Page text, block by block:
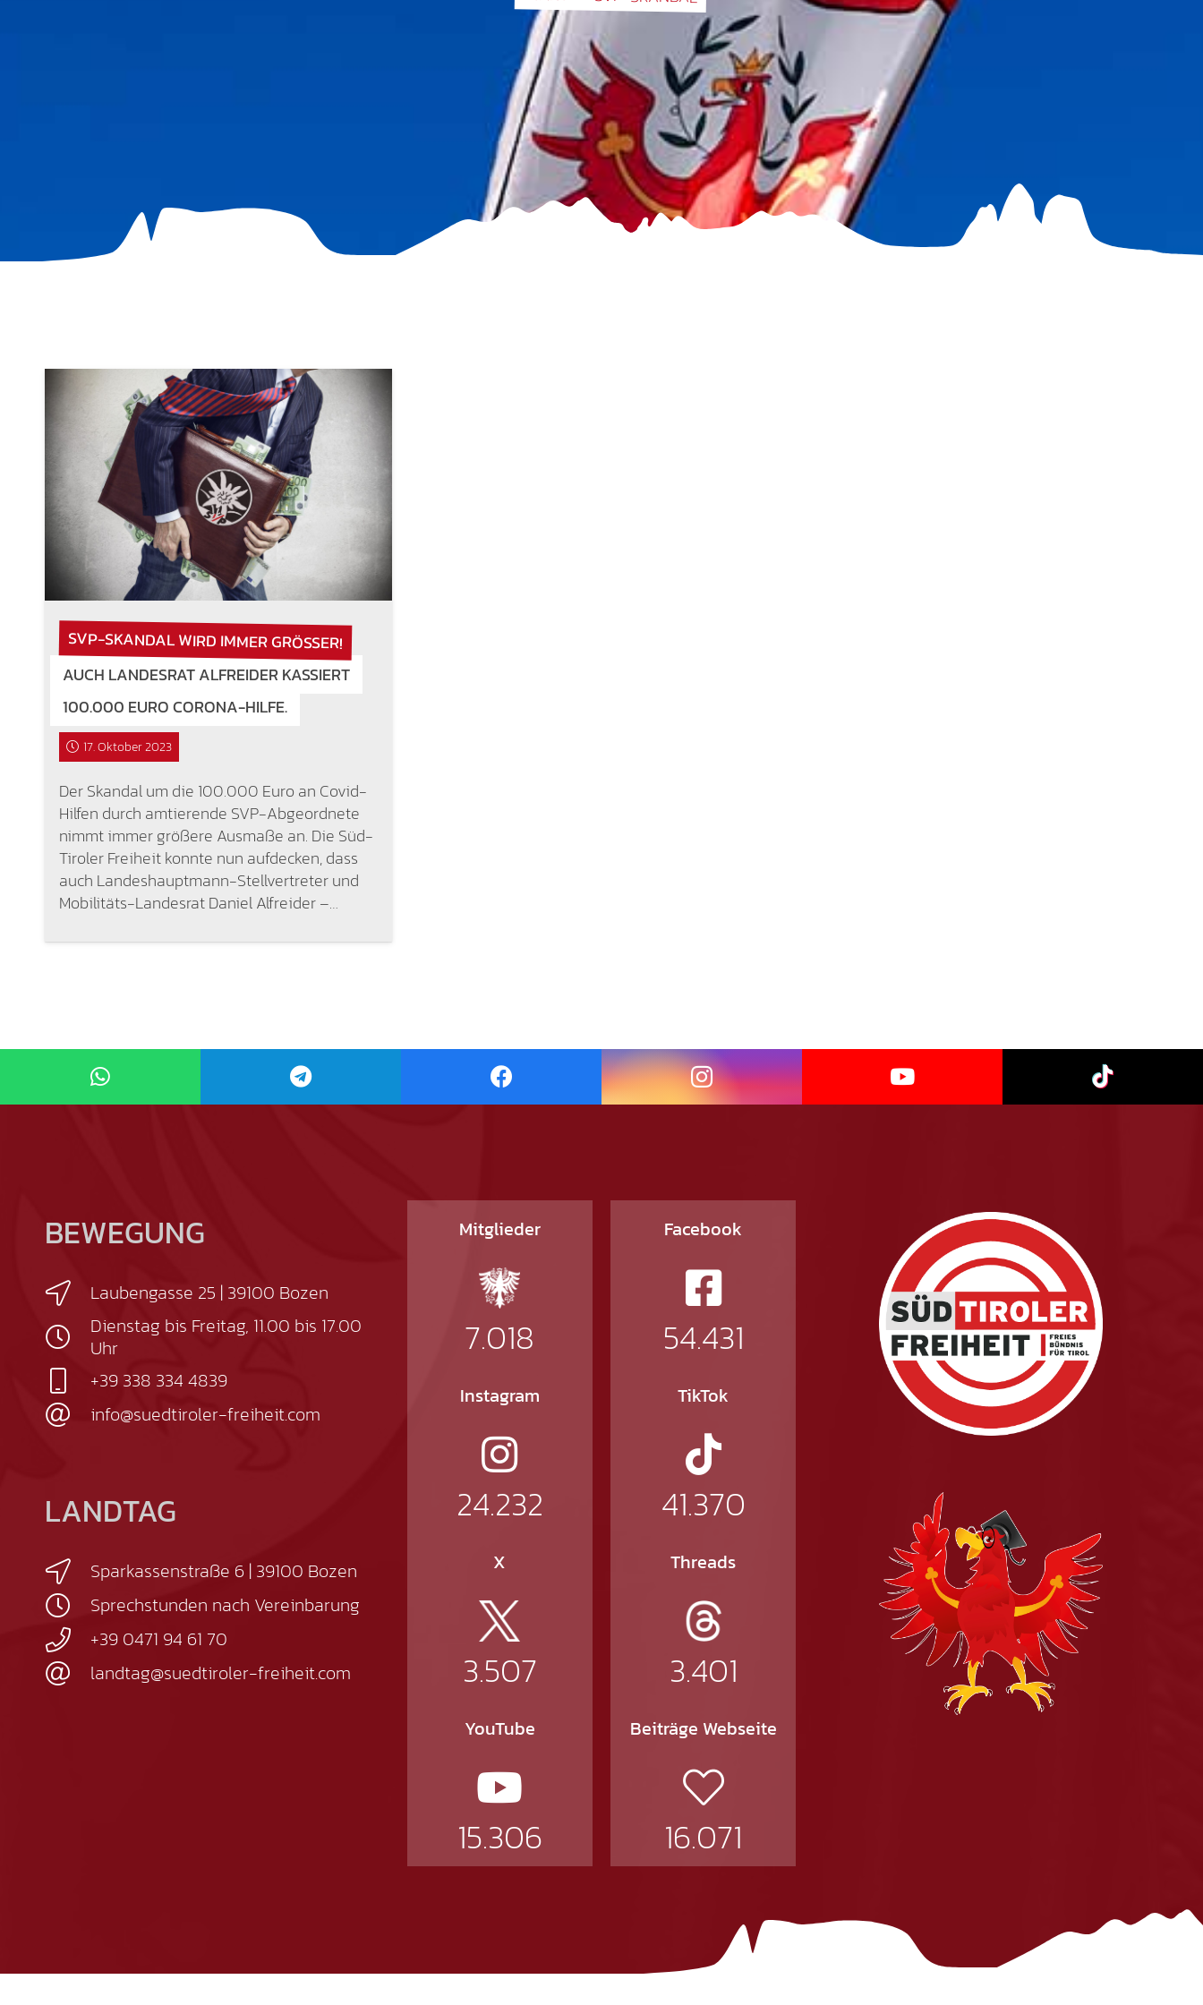
SVP-SKANDAL WIRD IMMER GRÖSSER!
AUCH LANDESRAT ALFREIDER KASSIERT
100.000 EURO CORONA-HILFE.
17. Oktober 2023
Der Skandal um die 100.000 Euro an Covid-
Hilfen durch amtierende SVP-Abgeordnete
nimmt immer größere Ausmaße an. Die Süd-
Tiroler Freiheit konnte nun aufdecken, dass
auch Landeshauptmann-Stellvertreter und
Mobilitäts-Landesrat Daniel Alfreider –…
BEWEGUNG
Laubengasse 25 | 39100 Bozen
Dienstag bis Freitag, 11.00 bis 17.00
Uhr
+39 338 334 4839
info@suedtiroler-freiheit.com
LANDTAG
Sparkassenstraße 6 | 39100 Bozen
Sprechstunden nach Vereinbarung
+39 0471 94 61 70
landtag@suedtiroler-freiheit.com
Mitglieder
7.018
Facebook
54.431
Instagram
24.232
TikTok
41.370
X
3.507
Threads
3.401
YouTube
15.306
Beiträge Webseite
16.071